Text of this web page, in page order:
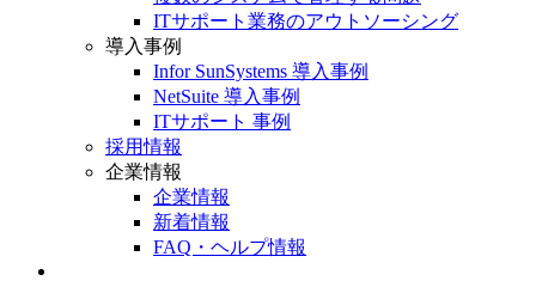
ITサポート業務のアウトソーシング
導入事例
Infor SunSystems 導入事例
NetSuite 導入事例
ITサポート 事例
採用情報
企業情報
企業情報
新着情報
FAQ・ヘルプ情報